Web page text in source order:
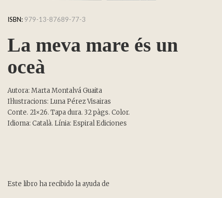
ISBN: 979-13-87689-77-3
La meva mare és un
oceà
Autora: Marta MontalváGuaita
Il·lustracions: Luna Pérez Visairas
Conte. 21×26. Tapa dura. 32 pàgs. Color.
Idioma: Català. Línia: Espiral Ediciones
Este libro ha recibido la ayuda de